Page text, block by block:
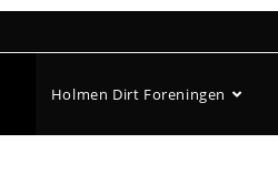
Holmen Dirt Foreningen